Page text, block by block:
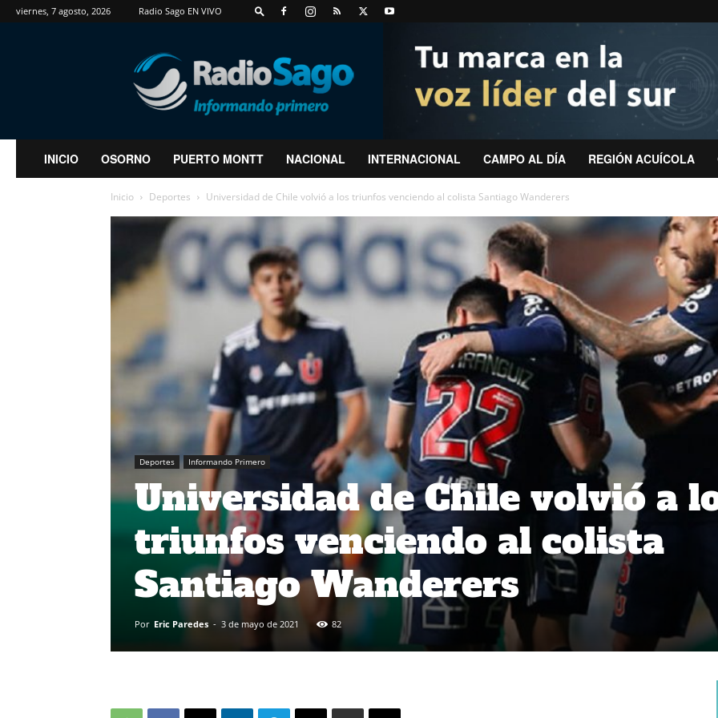
viernes, 7 agosto, 2026 Radio Sago EN VIVO
RadioSago
INICIO OSORNO PUERTO MONTT NACIONAL INTERNACIONAL CAMPO AL DÍA REGIÓN ACUÍCOLA
Inicio Deportes Universidad de Chile volvió a los triunfos venciendo al colista Santiago Wanderers
Deportes Informando Primero
Universidad de Chile volvió a
triunfos venciendo al colista
Santiago Wanderers
Por Eric Paredes - 3 de mayo de 2021 82